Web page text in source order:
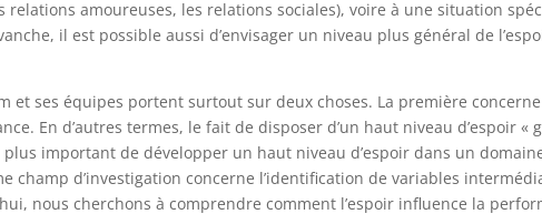
amoureuses, les relations sociales), voire à une situation
il est possible aussi d’envisager un niveau plus général de
et ses équipes portent surtout sur deux choses. La première
En d’autres termes, le fait de disposer d’un haut niveau d’espoir
important de développer un haut niveau d’espoir dans un
champ d’investigation concerne l’identification de variables
nous cherchons à comprendre comment l’espoir influence la